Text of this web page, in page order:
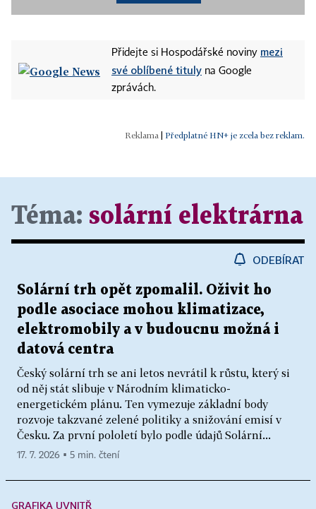
Přidejte si Hospodářské noviny mezi
své oblíbené tituly na Google
zprávách.
Předplatné HN+ je zcela bez reklam.
Téma: solární elektrárna
ODEBÍRAT
Solární trh opět zpomalil. Oživit ho
podle asociace mohou klimatizace,
elektromobily a v budoucnu možná i
datová centra
Český solární trh se ani letos nevrátil k růstu, který si
od něj stát slibuje v Národním klimaticko-
energetickém plánu. Ten vymezuje základní body
rozvoje takzvané zelené politiky a snižování emisí v
Česku. Za první pololetí bylo podle údajů Solární...
17. 7. 2026 ▪ 5 min. čtení
GRAFIKA UVNITŘ